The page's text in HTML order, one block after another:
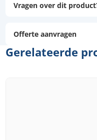
Vragen over dit
Offerte aanvragen
Gerelateerde